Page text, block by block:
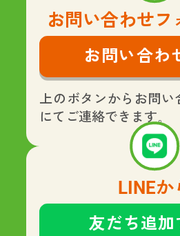
お問い合わせフ
お問い合わ
上のボタンからお問い
にてご連絡できます。
LINEか
友だち追加